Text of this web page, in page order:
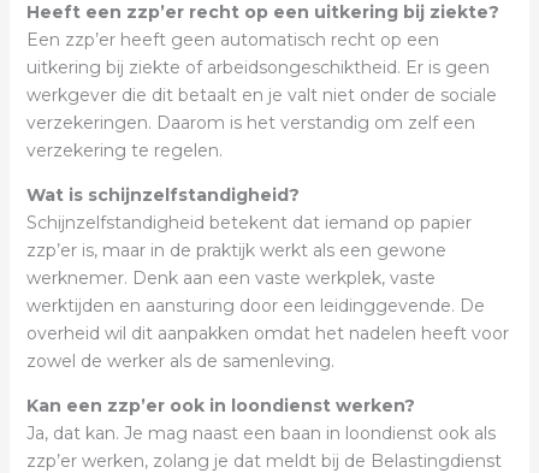
Heeft een zzp’er recht op een uitkering bij ziekte?
Een zzp’er heeft geen automatisch recht op een
uitkering bij ziekte of arbeidsongeschiktheid. Er is geen
werkgever die dit betaalt en je valt niet onder de sociale
verzekeringen. Daarom is het verstandig om zelf een
verzekering te regelen.
Wat is schijnzelfstandigheid?
Schijnzelfstandigheid betekent dat iemand op papier
zzp’er is, maar in de praktijk werkt als een gewone
werknemer. Denk aan een vaste werkplek, vaste
werktijden en aansturing door een leidinggevende. De
overheid wil dit aanpakken omdat het nadelen heeft voor
zowel de werker als de samenleving.
Kan een zzp’er ook in loondienst werken?
Ja, dat kan. Je mag naast een baan in loondienst ook als
zzp’er werken, zolang je dat meldt bij de Belastingdienst